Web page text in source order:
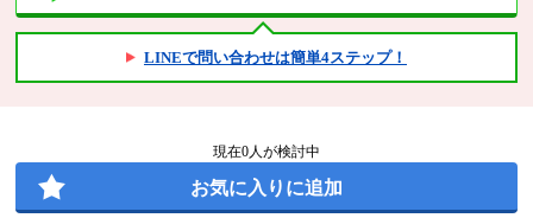
LINEで問い合わせは簡単4ステップ！
現在0人が検討中
お気に入りに追加